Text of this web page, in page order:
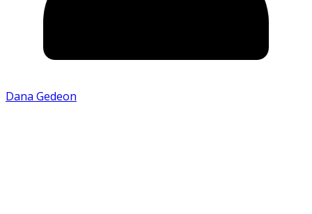
Dana Gedeon